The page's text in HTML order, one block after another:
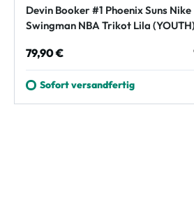
Devin Booker #1 Phoenix Suns Nike
Swingman NBA Trikot Lila (YOUTH)
Regulärer Preis:
79,90 €
Sofort versandfertig